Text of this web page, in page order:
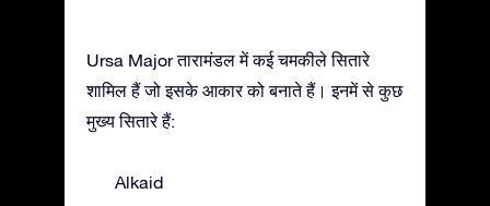
Ursa Major तारामंडल में कई चमकीले सितारे
शामिल हैं जो इसके आकार को बनाते हैं। इनमें से कुछ
मुख्य सितारे हैं:
Alkaid